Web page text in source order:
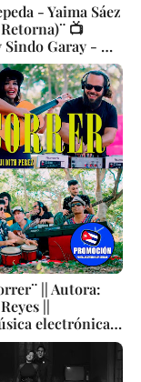
- Yaima Sáez
📺
Garay - 🎬
|| Autora:
||
electrónica